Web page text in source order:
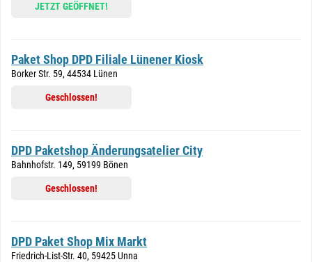
JETZT GEÖFFNET!
Paket Shop DPD Filiale Lünener Kiosk
Borker Str. 59, 44534 Lünen
Geschlossen!
DPD Paketshop Änderungsatelier City
Bahnhofstr. 149, 59199 Bönen
Geschlossen!
DPD Paket Shop Mix Markt
Friedrich-List-Str. 40, 59425 Unna